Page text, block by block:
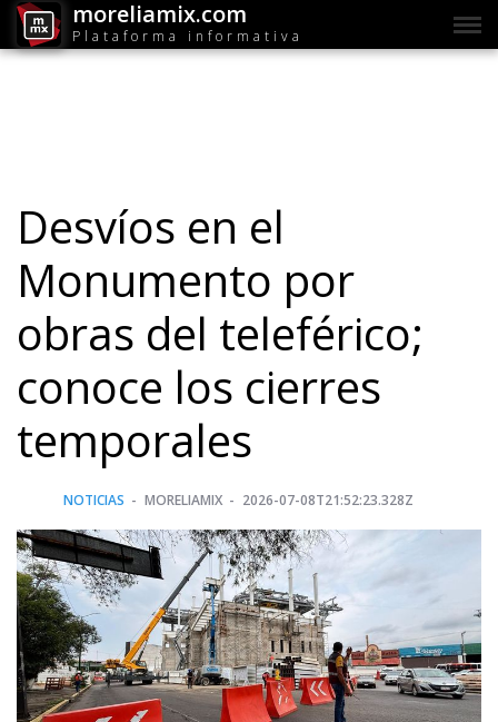
moreliamix.com
Plataforma informativa
Desvíos en el
Monumento por
obras del teleférico;
conoce los cierres
temporales
NOTICIAS MORELIAMIX 2026-07-08T21:52:23.328Z